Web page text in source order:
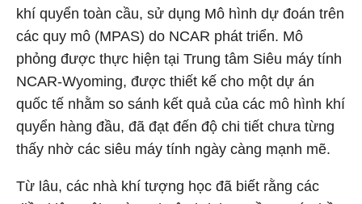
khí quyển toàn cầu, sử dụng Mô hình dự đoán trên
các quy mô (MPAS) do NCAR phát triển. Mô
phỏng được thực hiện tại Trung tâm Siêu máy tính
NCAR-Wyoming, được thiết kế cho một dự án
quốc tế nhằm so sánh kết quả của các mô hình khí
quyển hàng đầu, đã đạt đến độ chi tiết chưa từng
thấy nhờ các siêu máy tính ngày càng mạnh mẽ.
Từ lâu, các nhà khí tượng học đã biết rằng các